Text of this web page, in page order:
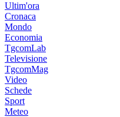
Ultim'ora
Cronaca
Mondo
Economia
TgcomLab
Televisione
TgcomMag
Video
Schede
Sport
Meteo